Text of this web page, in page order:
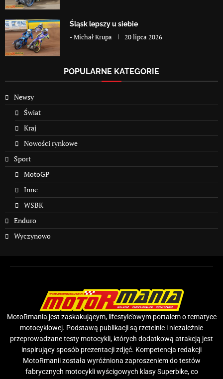
Śląsk lepszy u siebie
-Michał Krupa 20 lipca 2026
POPULARNE KATEGORIE
Newsy
Świat
Kraj
Nowości rynkowe
Sport
MotoGP
Inne
WSBK
Enduro
Wyczynowo
MotoRmania jest zaskakującym, lifestyle’owym portalem o tematyce
motocyklowej. Podstawą publikacji są rzetelnie i niezależnie
przeprowadzane testy motocykli, których dodatkową atrakcją jest
inspirujący sposób prezentacji zdjęć. Kompetencja redakcji
MotoRmanii została wyróżniona zaproszeniem do testów
fabrycznych motocykli wyścigowych klasy Superbike, co